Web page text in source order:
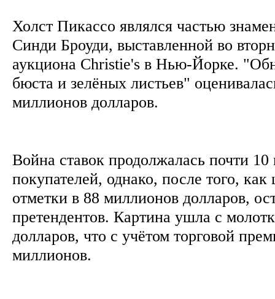
Холст Пикассо являлся частью
Синди Броуди, выставленной во
аукциона Christie's в Нью-Йорке.
бюста и зелёных листьев"
миллионов долларов.
Война ставок продолжалась почти
покупателей, однако, после того, как
отметки в 88 миллионов долларов,
претендентов. Картина ушла с
долларов, что с учётом торговой
миллионов.